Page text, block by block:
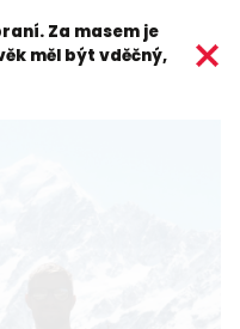
Za masem je
měl být vděčný,